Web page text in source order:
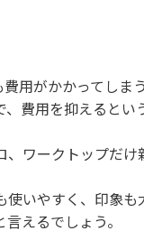
用がかかってしま
費用を抑えるとい
ワークトップだけ
いやすく、印象
えるでしょう。